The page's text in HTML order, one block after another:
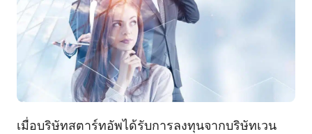
เมื่อบริษัทสตาร์ทอัพได้รับการลงทุนจากบริษัทเวน